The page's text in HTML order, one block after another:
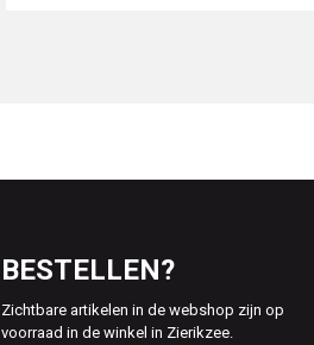
BESTELLEN?
Zichtbare artikelen in de webshop zijn op
voorraad in de winkel in Zierikzee.